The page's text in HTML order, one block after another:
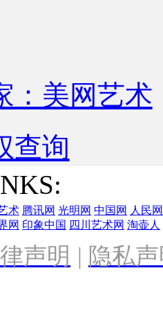
：美网艺术
查询
术 腾讯网 光明网 中国网 人民网
网 印象中国 四川艺术网 淘壶人
声明 | 隐私